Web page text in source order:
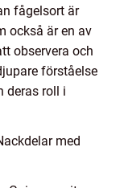
fågelsort är
också är en av
observera och
förståelse
deras roll i
med